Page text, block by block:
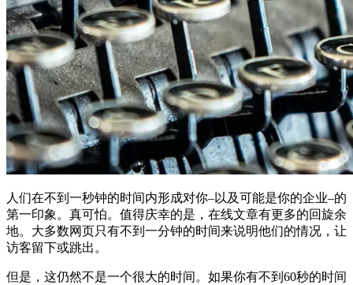
人们在不到一秒钟的时间内形成对你–以及可能是你的企业–的
第一印象。真可怕。值得庆幸的是，在线文章有更多的回旋余
地。大多数网页只有不到一分钟的时间来说明他们的情况，让
访客留下或跳出。
但是，这仍然不是一个很大的时间。如果你有不到60秒的时间